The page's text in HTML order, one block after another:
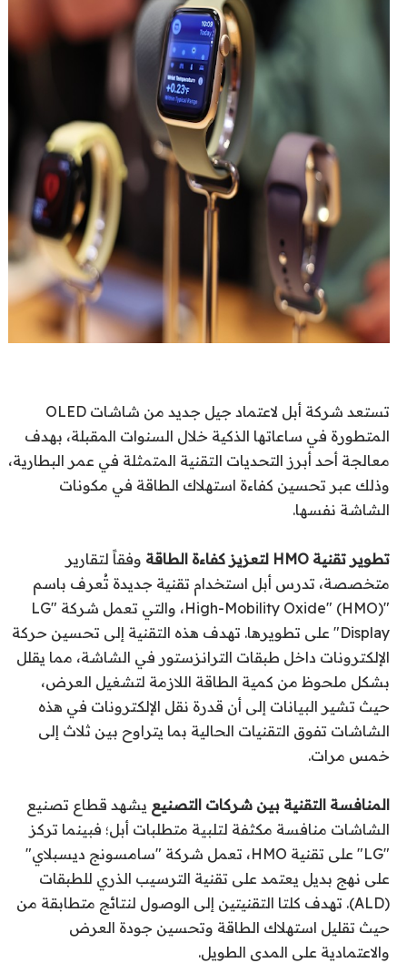
تستعد شركة أبل لاعتماد جيل جديد من شاشات OLED
المتطورة في ساعاتها الذكية خلال السنوات المقبلة، بهدف
معالجة أحد أبرز التحديات التقنية المتمثلة في عمر البطارية،
وذلك عبر تحسين كفاءة استهلاك الطاقة في مكونات
الشاشة نفسها.
تطوير تقنية HMO لتعزيز كفاءة الطاقة
وفقاً لتقارير
متخصصة، تدرس أبل استخدام تقنية جديدة تُعرف باسم
"High-Mobility Oxide" (HMO)، والتي تعمل شركة "LG
Display" على تطويرها. تهدف هذه التقنية إلى تحسين حركة
الإلكترونات داخل طبقات الترانزستور في الشاشة، مما يقلل
بشكل ملحوظ من كمية الطاقة اللازمة لتشغيل العرض،
حيث تشير البيانات إلى أن قدرة نقل الإلكترونات في هذه
الشاشات تفوق التقنيات الحالية بما يتراوح بين ثلاث إلى
خمس مرات.
المنافسة التقنية بين شركات التصنيع يشهد قطاع تصنيع
الشاشات منافسة مكثفة لتلبية متطلبات أبل؛ فبينما تركز
"LG" على تقنية HMO، تعمل شركة "سامسونج ديسبلاي"
على نهج بديل يعتمد على تقنية الترسيب الذري للطبقات
(ALD). تهدف كلتا التقنيتين إلى الوصول لنتائج متطابقة من
حيث تقليل استهلاك الطاقة وتحسين جودة العرض
والاعتمادية على المدى الطويل.